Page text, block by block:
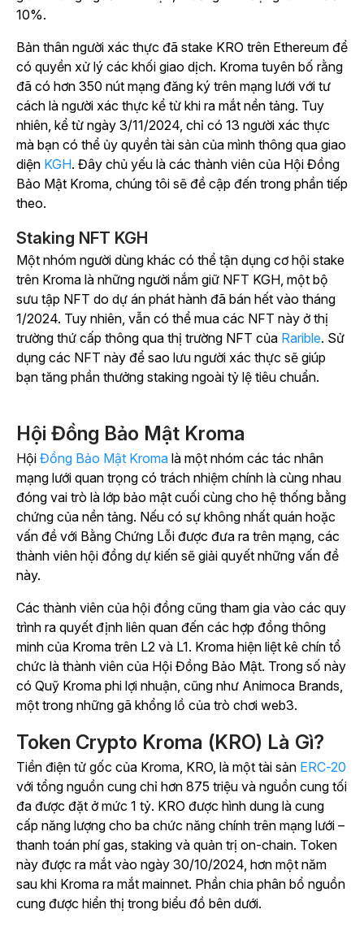
10%.
Bản thân người xác thực đã stake KRO trên Ethereum để
có quyền xử lý các khối giao dịch. Kroma tuyên bố rằng
đã có hơn 350 nút mạng đăng ký trên mạng lưới với tư
cách là người xác thực kể từ khi ra mắt nền tảng. Tuy
nhiên, kể từ ngày 3/11/2024, chỉ có 13 người xác thực
mà bạn có thể ủy quyền tài sản của mình thông qua giao
diện KGH. Đây chủ yếu là các thành viên của Hội Đồng
Bảo Mật Kroma, chúng tôi sẽ đề cập đến trong phần tiếp
theo.
Staking NFT KGH
Một nhóm người dùng khác có thể tận dụng cơ hội stake
trên Kroma là những người nắm giữ NFT KGH, một bộ
sưu tập NFT do dự án phát hành đã bán hết vào tháng
1/2024. Tuy nhiên, vẫn có thể mua các NFT này ở thị
trường thứ cấp thông qua thị trường NFT của Rarible. Sử
dụng các NFT này để sao lưu người xác thực sẽ giúp
bạn tăng phần thưởng staking ngoài tỷ lệ tiêu chuẩn.
Hội Đồng Bảo Mật Kroma
Hội Đồng Bảo Mật Kroma là một nhóm các tác nhân
mạng lưới quan trọng có trách nhiệm chính là cùng nhau
đóng vai trò là lớp bảo mật cuối cùng cho hệ thống bằng
chứng của nền tảng. Nếu có sự không nhất quán hoặc
vấn đề với Bằng Chứng Lỗi được đưa ra trên mạng, các
thành viên hội đồng dự kiến sẽ giải quyết những vấn đề
này.
Các thành viên của hội đồng cũng tham gia vào các quy
trình ra quyết định liên quan đến các hợp đồng thông
minh của Kroma trên L2 và L1. Kroma hiện liệt kê chín tổ
chức là thành viên của Hội Đồng Bảo Mật. Trong số này
có Quỹ Kroma phi lợi nhuận, cũng như Animoca Brands,
một trong những gã khổng lồ của trò chơi web3.
Token Crypto Kroma (KRO) Là Gì?
Tiền điện tử gốc của Kroma, KRO, là một tài sản ERC-20
với tổng nguồn cung chỉ hơn 875 triệu và nguồn cung tối
đa được đặt ở mức 1 tỷ. KRO được hình dung là cung
cấp năng lượng cho ba chức năng chính trên mạng lưới –
thanh toán phí gas, staking và quản trị on-chain. Token
này được ra mắt vào ngày 30/10/2024, hơn một năm
sau khi Kroma ra mắt mainnet. Phần chia phân bổ nguồn
cung được hiển thị trong biểu đồ bên dưới.